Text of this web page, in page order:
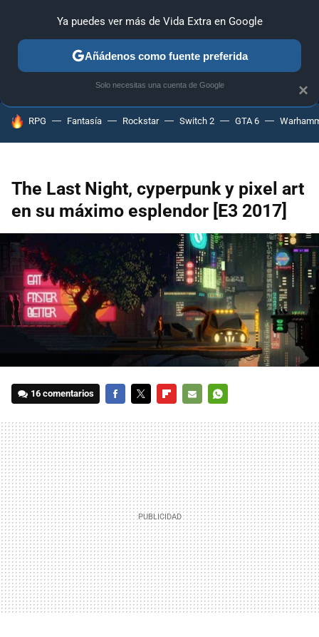
MENÚ NUEVO
GUÍAS Y TRUCOS PC SONY
HOY SE HABLA DE
RPG Fantasía Rockstar Switch 2 GTA 6
The Last Night, cyperpunk y pixel art
en su máximo esplendor [E3 2017]
16 comentarios
MAIL
×
Ya puedes ver más de Vida Extra en Google
Añádenos como fuente preferida
Solo necesitas una cuenta de Google